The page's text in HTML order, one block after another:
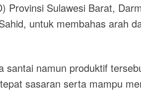
Provinsi Sulawesi Barat,
untuk membahas arah
santai namun produktif
sasaran serta mampu